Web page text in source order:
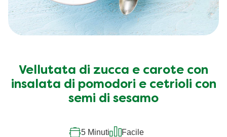
Vellutata di zucca e carote con
insalata di pomodori e cetrioli con
semi di sesamo
5 Minuti
Facile